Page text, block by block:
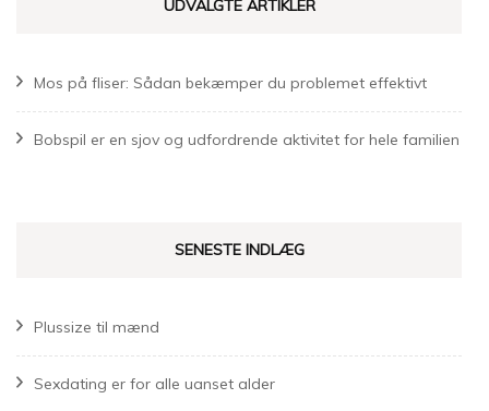
UDVALGTE ARTIKLER
Mos på fliser: Sådan bekæmper du problemet effektivt
Bobspil er en sjov og udfordrende aktivitet for hele familien
SENESTE INDLÆG
Plussize til mænd
Sexdating er for alle uanset alder